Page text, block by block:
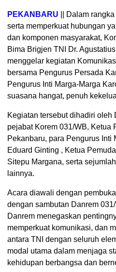
PEKANBARU || Dalam
serta memperkuat hubungan
dan komponen masyarakat,
Bima Brigjen TNI Dr.
menggelar kegiatan
bersama Pengurus Persada
Pengurus Inti Marga-Marga
suasana hangat, penuh
Kegiatan tersebut dihadiri oleh
pejabat Korem 031/WB, Ketua
Pekanbaru, para Pengurus Inti
Eduard Ginting , Ketua
Sitepu Margana, serta
lainnya.
Acara diawali dengan
dengan sambutan Danrem
Danrem menegaskan
memperkuat komunikasi, dan
antara TNI dengan seluruh
modal utama dalam menjaga
kehidupan berbangsa dan